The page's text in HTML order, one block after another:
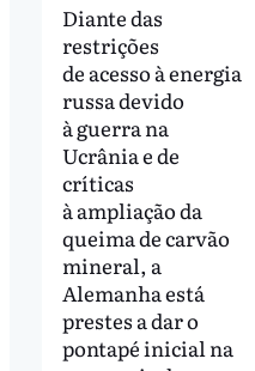
Diante das
restrições
de acesso à energia
russa devido
à guerra na
Ucrânia e de
críticas
à ampliação da
queima de carvão
mineral, a
Alemanha está
prestes a dar o
pontapé inicial na